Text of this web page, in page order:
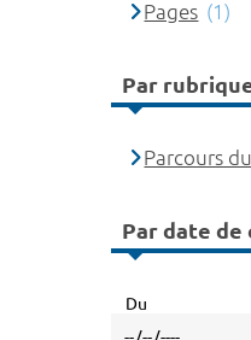
Pages (1)
Par
Parcours
Par date de
Du